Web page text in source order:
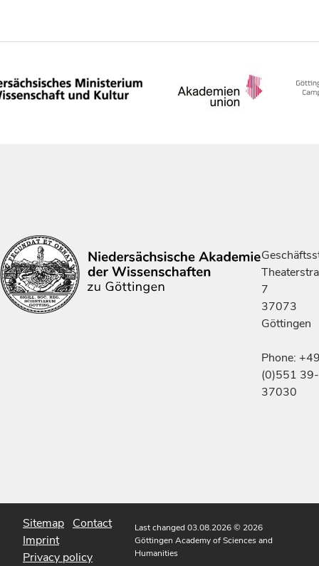
7
37073
Göttingen
Phone:
(0)551 39-
37030
Sitemap Contact
Imprint
Privacy policy
Last changed 03.08.2026© 2026
Göttingen Academy of Sciences and
Humanities